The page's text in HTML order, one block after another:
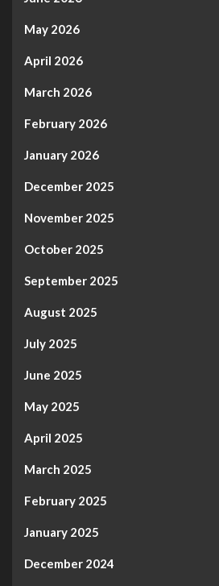
May 2026
April 2026
March 2026
February 2026
January 2026
December 2025
November 2025
October 2025
September 2025
August 2025
July 2025
June 2025
May 2025
April 2025
March 2025
February 2025
January 2025
December 2024